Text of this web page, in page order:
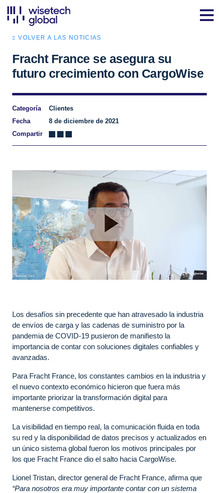
VOLVER A LAS NOTICIAS
Fracht France se asegura su
futuro crecimiento con CargoWise
Categoría
Clientes
Fecha
8 de diciembre de 2021
Compartir
Los desafíos sin precedente que han atravesado la industria
de envíos de carga y las cadenas de suministro por la
pandemia de COVID-19 pusieron de manifiesto la
importancia de contar con soluciones digitales confiables y
avanzadas.
Para Fracht France, los constantes cambios en la industria y
el nuevo contexto económico hicieron que fuera más
importante priorizar la transformación digital para
mantenerse competitivos.
La visibilidad en tiempo real, la comunicación fluida en toda
su red y la disponibilidad de datos precisos y actualizados en
un único sistema global fueron los motivos principales por
los que Fracht France dio el salto hacia CargoWise.
Lionel Tristan, director general de Fracht France, afirma que
“Para nosotros era muy importante contar con un sistema